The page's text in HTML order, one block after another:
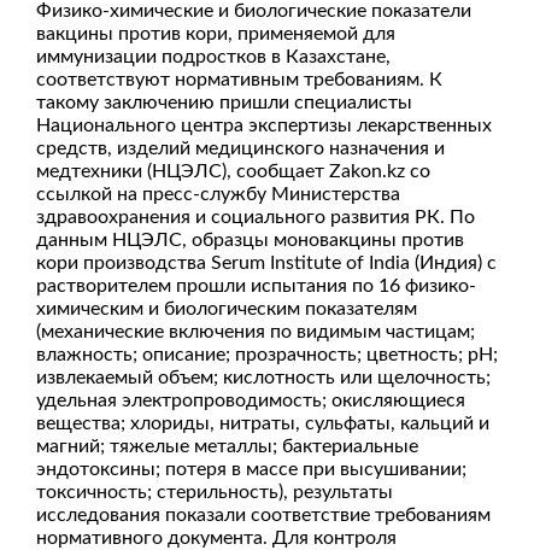
Физико-химические и биологические показатели
вакцины против кори, применяемой для
иммунизации подростков в Казахстане,
соответствуют нормативным требованиям. К
такому заключению пришли специалисты
Национального центра экспертизы лекарственных
средств, изделий медицинского назначения и
медтехники (НЦЭЛС), сообщает Zakon.kz со
ссылкой на пресс-службу Министерства
здравоохранения и социального развития РК. По
данным НЦЭЛС, образцы моновакцины против
кори производства Serum Institute of India (Индия) с
растворителем прошли испытания по 16 физико-
химическим и биологическим показателям
(механические включения по видимым частицам;
влажность; описание; прозрачность; цветность; рН;
извлекаемый объем; кислотность или щелочность;
удельная электропроводимость; окисляющиеся
вещества; хлориды, нитраты, сульфаты, кальций и
магний; тяжелые металлы; бактериальные
эндотоксины; потеря в массе при высушивании;
токсичность; стерильность), результаты
исследования показали соответствие требованиям
нормативного документа. Для контроля